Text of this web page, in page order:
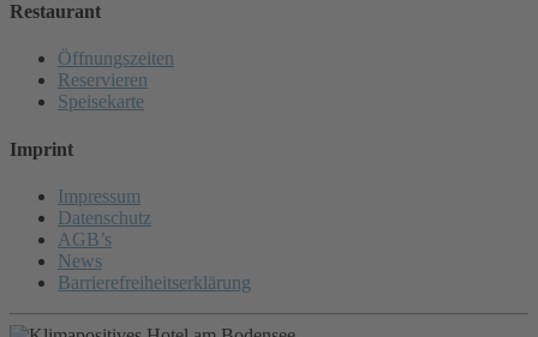
Restaurant
Öffnungszeiten
Reservieren
Speisekarte
Imprint
Impressum
Datenschutz
AGB’s
News
Barrierefreiheitserklärung